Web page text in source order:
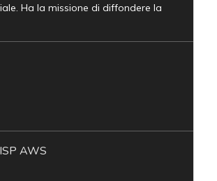
Ha la missione di diffondere la
AWS